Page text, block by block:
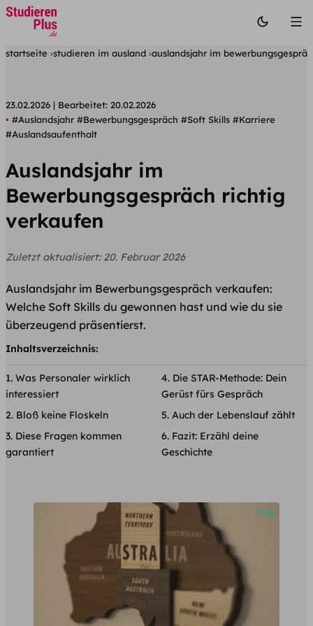
startseite studieren im ausland auslandsjahr im
23.02.2026 Bearbeitet: 20.02.2026
#Auslandsjahr #Bewerbungsgespräch #Soft Skills #Karriere
#Auslandsaufenthalt
Auslandsjahr im
Bewerbungsgespräch richtig
verkaufen
Zuletzt aktualisiert: 20. Februar 2026
Auslandsjahr im Bewerbungsgespräch verkaufen:
Welche Soft Skills du gewonnen hast und wie du sie
überzeugend präsentierst.
Inhaltsverzeichnis:
Was Personaler wirklich
interessiert
Bloß keine Floskeln
Diese Fragen kommen
garantiert
Die STAR-Methode: Dein
Gerüst fürs Gespräch
Auch der Lebenslauf zählt
Fazit: Erzähl deine
Geschichte